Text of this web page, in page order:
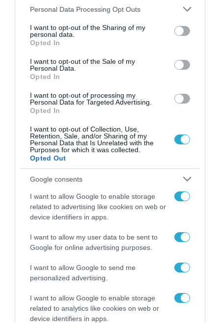
Please note that this website/app uses one or more Google
not limited to your visit or usage behaviour. You may click to
grant or deny consent to Google and its third-party tags to
use your data for below specified purposes in below Google
consent section.
Personal Data Processing Opt Outs
I want to opt-out of the Sharing of my
personal data.
Opted In
I want to opt-out of the Sale of my
Personal Data.
Opted In
I want to opt-out of processing my
Personal Data for Targeted Advertising.
Opted In
I want to opt-out of Collection, Use,
Retention, Sale, and/or Sharing of my
Personal Data that Is Unrelated with the
Purposes for which it was collected.
Opted Out
Google consents
I want to allow Google to enable storage
related to advertising like cookies on web or
device identifiers in apps.
I want to allow my user data to be sent to
Google for online advertising purposes.
I want to allow Google to send me
personalized advertising.
I want to allow Google to enable storage
related to analytics like cookies on web or
device identifiers in apps.
Σ. Καλαφάτης: «Η
Τεχνητή Νοημοσύνη
δεν είναι απλώς μια
μια νέα βιομηχανική
επανάσταση»
Νέος οδηγός του ΕΚΤ
των ελληνικών
επιχειρήσεων στον
χώρο της άμυνας
31.07.2026
Η πιο ταξιδιάρικη
βαλίτσα του φετινού
καλοκαιριού έχει την
υπογραφή της Xiaomi
31.07.2026
ΟΛΗ Η ΡΟΗ ΕΙΔΗΣΕΩΝ